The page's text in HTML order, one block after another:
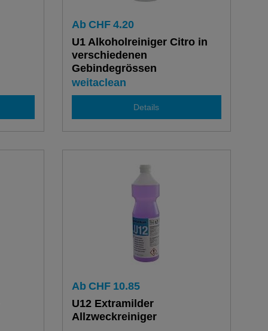
Ab CHF 4.20
U1 Alkoholreiniger Citro in
verschiedenen
Gebindegrössen
weitaclean
Details
Ab CHF 10.85
U12 Extramilder
Allzweckreiniger